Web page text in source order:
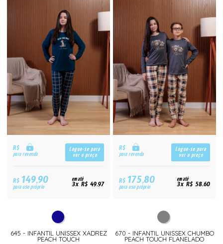
R$
para revenda
Logue-se para
ver o preço
R$149,90
para uso próprio
em até
3x R$ 49,97
645 - INFANTIL UNISSEX XADREZ
PEACH TOUCH
R$
para revenda
Logue-se para
ver o preço
R$175,80
para uso próprio
em até
3x R$ 58,60
670 - INFANTIL UNISSEX CHUMBO
PEACH TOUCH FLANELADO